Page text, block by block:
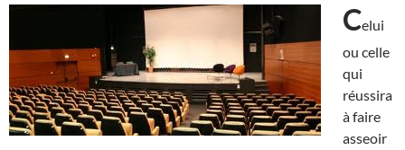
Celui
ou celle
qui
réussira
à faire
asseoir